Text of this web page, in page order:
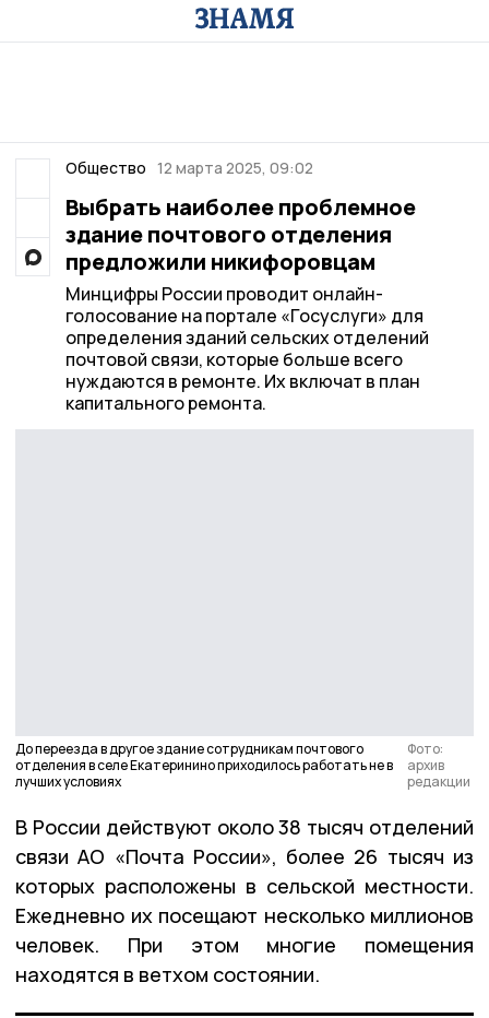
Общество 12 марта 2025, 09:02
Выбрать наиболее проблемное
здание почтового отделения
предложили никифоровцам
Минцифры России проводит онлайн-
голосование на портале «Госуслуги» для
определения зданий сельских отделений
почтовой связи, которые больше всего
нуждаются в ремонте. Их включат в план
капитального ремонта.
До переезда в другое здание сотрудникам почтового
отделения в селе Екатеринино приходилось работать не в
лучших условиях
Фото:
архив
редакции
В России действуют около 38 тысяч отделений
связи АО «Почта России», более 26 тысяч из
которых расположены в сельской местности.
Ежедневно их посещают несколько миллионов
человек. При этом многие помещения
находятся в ветхом состоянии.